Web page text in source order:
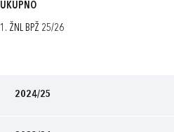
UKUPNO
1. ŽNL BPŽ 25/26
2024/25